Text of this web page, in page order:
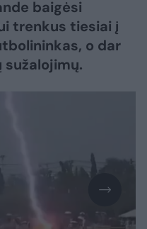
baigėsi
trenkus tiesiai į
o dar
sužalojimų.